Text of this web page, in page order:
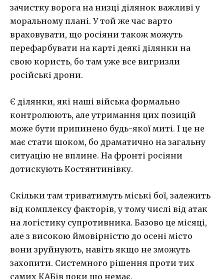
зачистку ворога на низці ділянок важливі у
моральному плані. У той же час варто
враховувати, що росіяни також можуть
перефарбувати на карті деякі ділянки на
свою користь, бо там уже все вигризли
російські дрони.
Є ділянки, які наші війська формально
контролюють, але утримання цих позицій
може бути припинено будь-якої миті. І це не
має стати шоком, бо драматично на загальну
ситуацію не вплине. На фронті росіяни
дотискують Костянтинівку.
Скільки там триватимуть міські бої, залежить
від комплексу факторів, у тому числі від атак
на логістику супротивника. Базово це місяці,
але з високою ймовірністю до осені місто
вони зруйнують, навіть якщо не зможуть
захопити. Системного рішення проти тих
самих КАБів поки що немає.